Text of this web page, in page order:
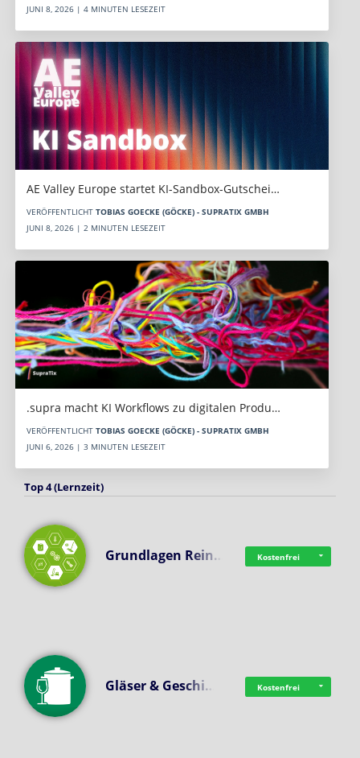
JUNI 8, 2026 | 4 MINUTEN LESEZEIT
AE Valley Europe startet KI-Sandbox-Gutschei…
VERÖFFENTLICHT TOBIAS GOECKE (GÖCKE) - SUPRATIX GMBH
JUNI 8, 2026 | 2 MINUTEN LESEZEIT
.supra macht KI Workflows zu digitalen Produ…
VERÖFFENTLICHT TOBIAS GOECKE (GÖCKE) - SUPRATIX GMBH
JUNI 6, 2026 | 3 MINUTEN LESEZEIT
Top 4 (Lernzeit)
Grundlagen Rein… Kostenfrei
Gläser & Geschi… Kostenfrei